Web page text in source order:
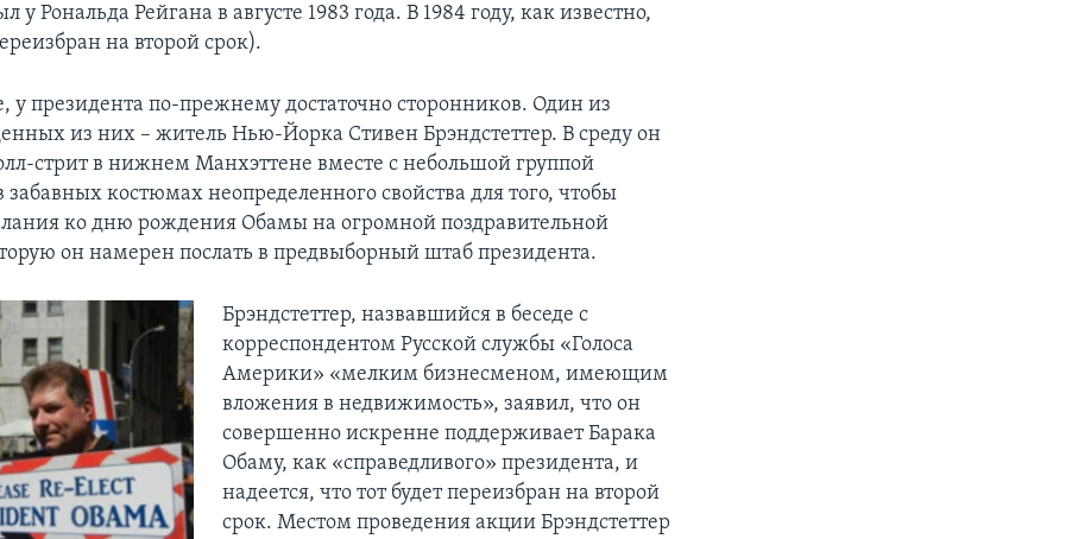
у Рональда Рейгана в августе 1983 года. В 1984 году, как известно,
на второй срок).
у президента по-прежнему достаточно сторонников. Один из
из них – житель Нью-Йорка Стивен Брэндстеттер. В среду он
стрит в нижнем Манхэттене вместе с небольшой группой
забавных костюмах неопределенного свойства для того, чтобы
ко дню рождения Обамы на огромной поздравительной
он намерен послать в предвыборный штаб президента.
Брэндстеттер, назвавшийся в беседе с
корреспондентом Русской службы «Голоса
Америки» «мелким бизнесменом, имеющим
вложения в недвижимость», заявил, что он
совершенно искренне поддерживает Барака
Обаму, как «справедливого» президента, и
надеется, что тот будет переизбран на второй
срок. Местом проведения акции Брэндстеттер